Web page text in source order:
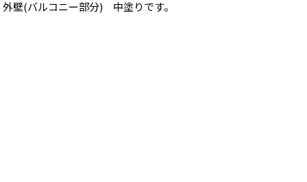
外壁(バルコニー部分) 中塗りです。